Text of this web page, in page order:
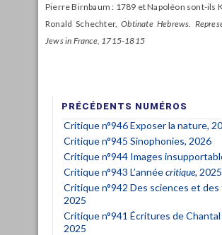
Pierre Birnbaum : 1789 et Napoléon sont-ils
Ronald Schechter,Obtinate Hebrews.
Jews in France, 1715-1815
PRÉCÉDENTS NUMÉROS
Critique n°946 Exposer la nature,
Critique n°945 Sinophonies, 2026
Critique n°944 Images
Critique n°943 L’annéecritique, 2025
Critique n°942 Des sciences et
2025
Critique n°941 Écritures de Chantal
2025